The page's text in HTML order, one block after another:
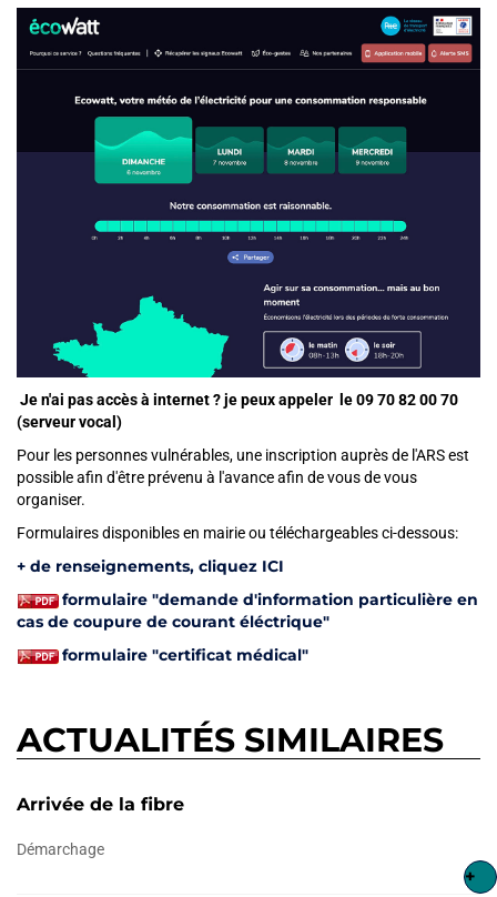
Je n'ai pas accès à internet ? je peux appeler le 09 70 82 00 70
(serveur vocal)
Pour les personnes vulnérables, une inscription auprès de l'ARS est
possible afin d'être prévenu à l'avance afin de vous de vous
organiser.
Formulaires disponibles en mairie ou téléchargeables ci-dessous:
+ de renseignements, cliquez ICI
formulaire "demande d'information particulière en
cas de coupure de courant éléctrique"
formulaire "certificat médical"
ACTUALITÉS SIMILAIRES
Arrivée de la fibre
Démarchage
+